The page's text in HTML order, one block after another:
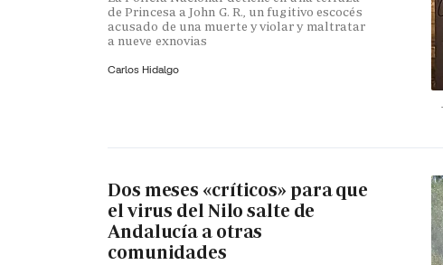
de Princesa a John G. R., un fugitivo escocés
acusado de una muerte y violar y maltratar
a nueve exnovias
Carlos Hidalgo
Dos meses «críticos» para que
el virus del Nilo salte de
Andalucía a otras
comunidades